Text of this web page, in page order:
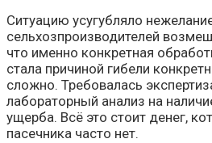
Ситуацию усугубляло
сельхозпроизводителей
что именно конкретная
стала причиной гибели
сложно. Требовалась
лабораторный анализ на
ущерба. Всё это стоит денег,
пасечника часто нет.